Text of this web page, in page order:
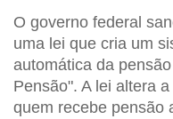
O governo federal
uma lei que cria um
automática da
Pensão". A lei altera
quem recebe pensão